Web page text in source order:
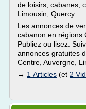
de loisirs, cabanes,
Limousin, Quercy
Les annonces de
cabanon en régions
Publiez ou lisez.
annonces gratuites
Centre, Auvergne,
→ 1 Articles (et 2